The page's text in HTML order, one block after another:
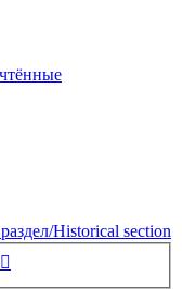
Historical section